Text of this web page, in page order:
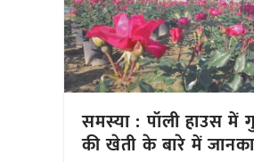
समस्या : पॉली हाउस में
की खेती के बारे में